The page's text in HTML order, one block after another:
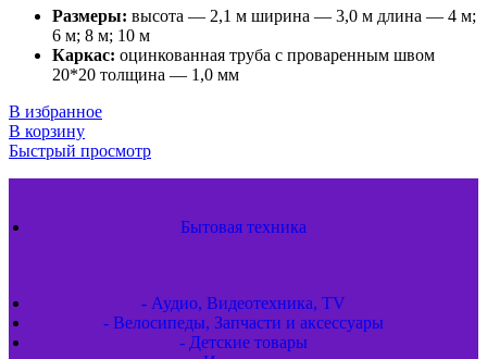
Размеры: высота — 2,1 м ширина — 3,0 м длина — 4 м;
6 м; 8 м; 10 м
Каркас: оцинкованная труба с проваренным швом
20*20 толщина — 1,0 мм
В избранное
В корзину
Быстрый просмотр
Бытовая техника
- Аудио, Видеотехника, TV
- Велосипеды, Запчасти и аксессуары
- Детские товары